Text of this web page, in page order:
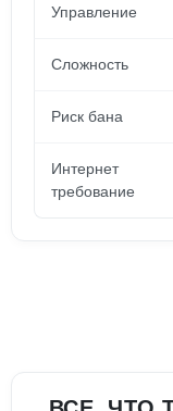
Управление
Сложность
Риск бана
Интернет
требование